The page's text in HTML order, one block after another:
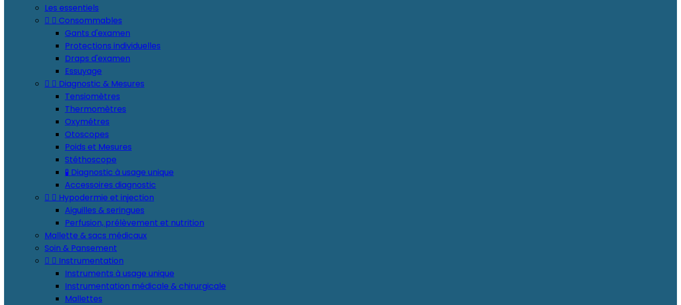
Les essentiels
  Consommables
Gants d'examen
Protections individuelles
Draps d'examen
Essuyage
  Diagnostic & Mesures
Tensiomètres
Thermomètres
Oxymétres
Otoscopes
Poids et Mesures
Stéthoscope
🧪 Diagnostic à usage unique
Accessoires diagnostic
  Hypodermie et injection
Aiguilles & seringues
Perfusion, prélèvement et nutrition
Mallette & sacs médicaux
Soin & Pansement
  Instrumentation
Instruments à usage unique
Instrumentation médicale & chirurgicale
Mallettes